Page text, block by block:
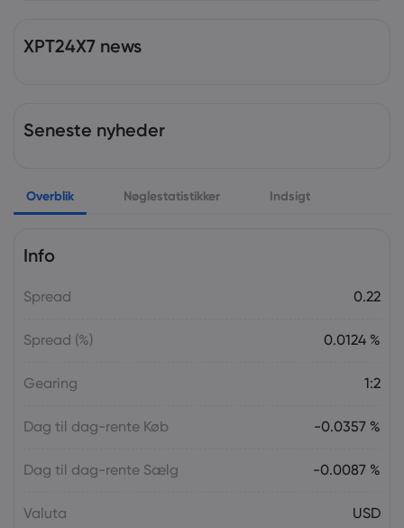
XPT24X7 news
Seneste nyheder
Overblik Nøglestatistikker Indsigt
Info
Spread 0.22
Spread (%) 0.0124 %
Gearing 1:2
Dag til dag-rente Køb -0.0357 %
Dag til dag-rente Sælg -0.0087 %
Valuta USD